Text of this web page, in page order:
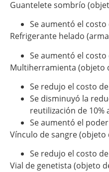
Guantelete sombrío
Se aumentó el costo
Refrigerante helado
Se aumentó el costo
Multiherramienta (objeto
Se redujo el costo
Se disminuyó la
reutilización de 10%
Se aumentó el
Vínculo de sangre
Se redujo el costo
Vial de genetista (objeto